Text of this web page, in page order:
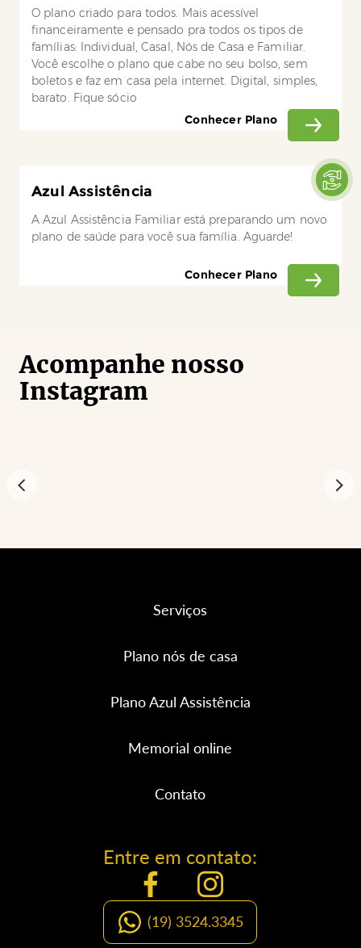
O plano criado para todos. Mais acessível
financeiramente e pensado pra todos os tipos de
famílias: Individual, Casal, Nós de Casa e Familiar.
Você escolhe o plano que cabe no seu bolso, sem
boletos e faz em casa pela internet. Digital, simples,
barato. Fique sócio
Conhecer Plano
Azul Assistência
A Azul Assistência Familiar está preparando um novo
plano de saúde para você sua família. Aguarde!
Conhecer Plano
Acompanhe nosso
Instagram
Serviços
Plano nós de casa
Plano Azul Assistência
Memorial online
Contato
Entre em contato:
(19) 3524.3345